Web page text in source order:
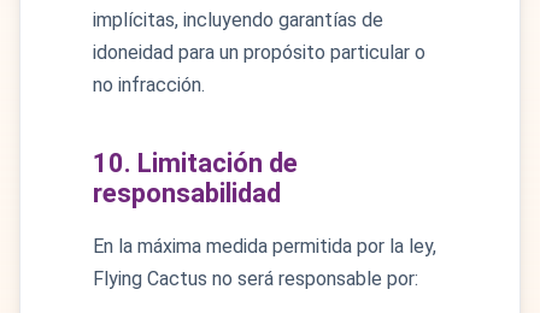
implícitas, incluyendo garantías de
idoneidad para un propósito particular o
no infracción.
10. Limitación de
responsabilidad
En la máxima medida permitida por la ley,
Flying Cactus no será responsable por: